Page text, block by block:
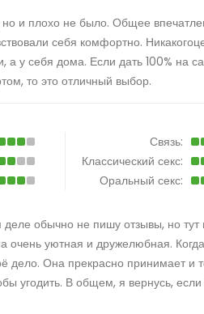
и плохо не было. Общее
себя комфортно.
а у себя дома. Если дать 100% на
то это отличный выбор.
Связь:
Классический секс:
Оральный секс:
обычно не пишу отзывы, но тут
очень уютная и дружелюбная.
дело. Она прекрасно принимает и
угодить. В общем, я вернусь, если